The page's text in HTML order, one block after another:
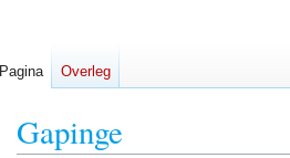
Gapinge
Pagina Overleg